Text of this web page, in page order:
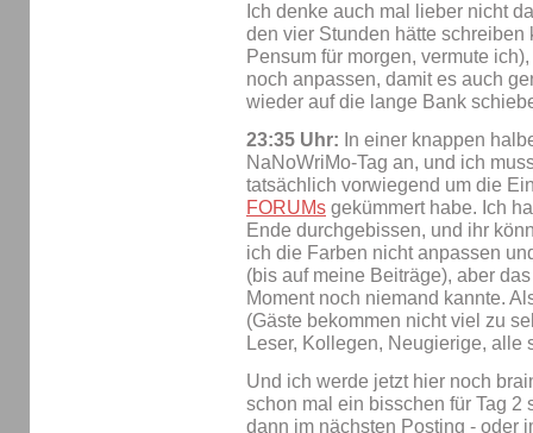
Ich denke auch mal lieber nicht
den vier Stunden hätte
Pensum für morgen, vermute
noch anpassen, damit es auch
wieder auf die lange Bank
23:35 Uhr: In einer knappen
NaNoWriMo-Tag an, und ich
tatsächlich vorwiegend um die
FORUMs gekümmert habe. Ich
Ende durchgebissen, und ihr
ich die Farben nicht anpassen
(bis auf meine Beiträge), aber
Moment noch niemand kannte.
(Gäste bekommen nicht viel zu
Leser, Kollegen, Neugierige, alle
Und ich werde jetzt hier noch
schon mal ein bisschen für Tag 2
dann im nächsten Posting - oder